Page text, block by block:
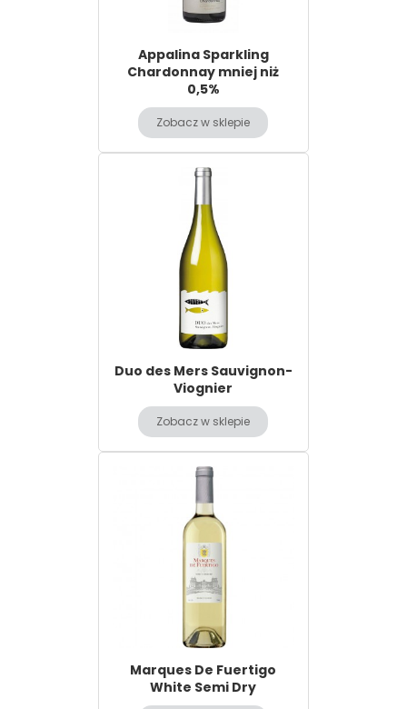
Appalina Sparkling
Chardonnay mniej niż
0,5%
Zobacz w sklepie
Duo des Mers Sauvignon-
Viognier
Zobacz w sklepie
Marques De Fuertigo
White Semi Dry